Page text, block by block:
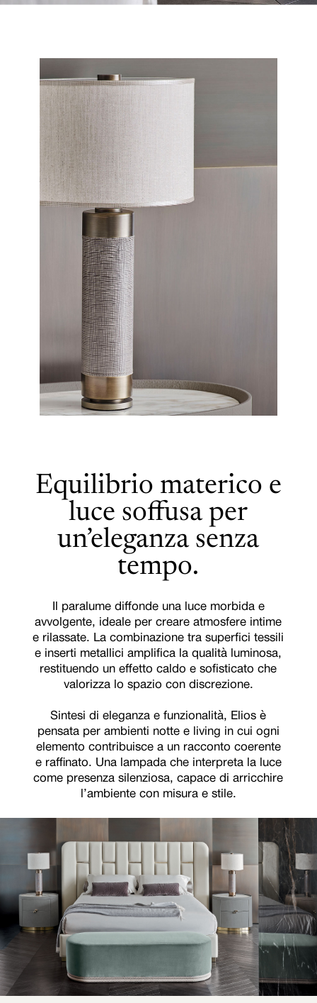
Equilibrio materico e
luce soffusa per
un’eleganza senza
tempo.
Il paralume diffonde una luce morbida e
avvolgente, ideale per creare atmosfere intime
e rilassate. La combinazione tra superfici tessili
e inserti metallici amplifica la qualità luminosa,
restituendo un effetto caldo e sofisticato che
valorizza lo spazio con discrezione.
Sintesi di eleganza e funzionalità, Elios è
pensata per ambienti notte e living in cui ogni
elemento contribuisce a un racconto coerente
e raffinato. Una lampada che interpreta la luce
come presenza silenziosa, capace di arricchire
l’ambiente con misura e stile.